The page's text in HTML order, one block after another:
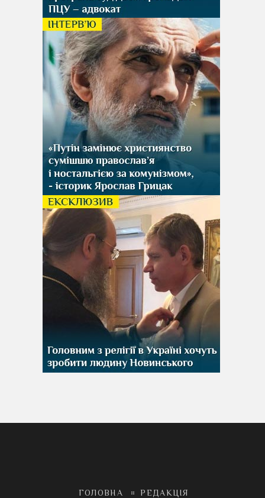
ГОЛОВНА РЕДАКЦІЯ